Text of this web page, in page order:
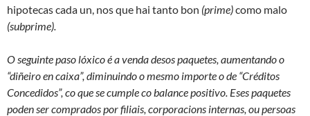
hipotecas cada un, nos que hai tanto bon (prime)como malo
(subprime).
O seguinte paso lóxico é a venda desos paquetes, aumentando o
“diñeiro en caixa”, diminuindo o mesmo importe o de “Créditos
Concedidos”, co que se cumple co balance positivo. Eses paquetes
poden ser comprados por filiais, corporacions internas, ou persoas